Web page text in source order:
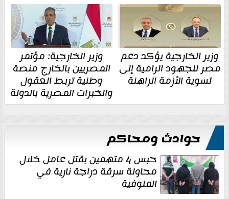
وزير الخارجية يؤكد دعم
مصر للجهود الرامية إلى
تسوية الأزمة الراهنة
وزير الخارجية: مؤتمر
المصريين بالخارج منصة
وطنية تربط العقول
والخبرات المصرية بالدولة
حوادث ومحاكم
حبس 4 متهمين بقتل عامل خلال
محاولة سرقة دراجة نارية في
المنوفية